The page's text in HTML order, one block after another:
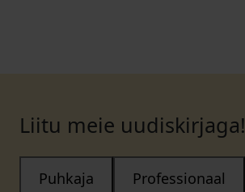
Liitu meie uudiskirjaga!
Puhkaja Professionaal